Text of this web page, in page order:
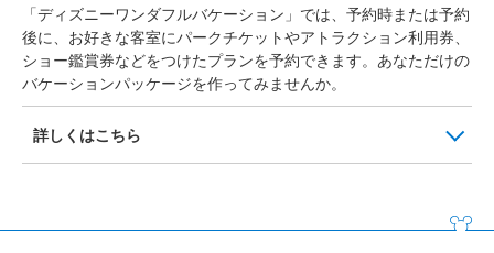
「ディズニーワンダフルバケーション」では、予約時または予約
後に、お好きな客室にパークチケットやアトラクション利用券、
ショー鑑賞券などをつけたプランを予約できます。あなただけの
バケーションパッケージを作ってみませんか。
詳しくはこちら